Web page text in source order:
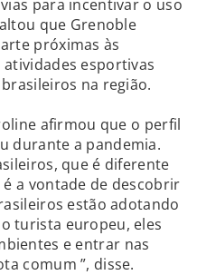
para incentivar o uso
que Grenoble
próximas às
atividades esportivas
na região.
afirmou que o perfil
durante a pandemia.
que é diferente
a vontade de descobrir
estão adotando
turista europeu, eles
e entrar nas
comum ”, disse.